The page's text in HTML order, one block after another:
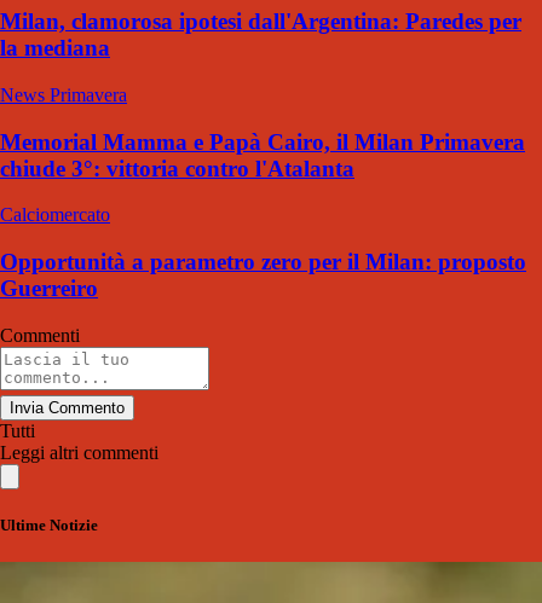
Milan, clamorosa ipotesi dall'Argentina: Paredes per
la mediana
News Primavera
Memorial Mamma e Papà Cairo, il Milan Primavera
chiude 3°: vittoria contro l'Atalanta
Calciomercato
Opportunità a parametro zero per il Milan: proposto
Guerreiro
Commenti
Invia Commento
Tutti
Leggi altri commenti
Ultime Notizie